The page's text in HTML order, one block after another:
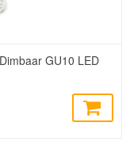
GU10 LED